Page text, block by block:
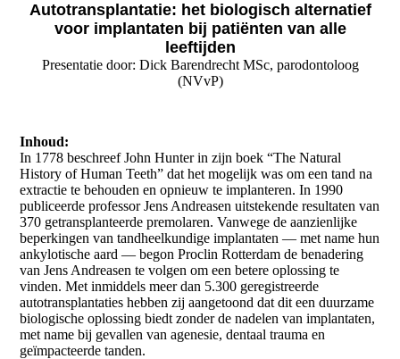
Autotransplantatie: het biologisch alternatief
voor implantaten bij patiënten van alle
leeftijden
Presentatie door: Dick Barendrecht MSc, parodontoloog
(NVvP)
Inhoud:
In 1778 beschreef John Hunter in zijn boek “The Natural
History of Human Teeth” dat het mogelijk was om een tand na
extractie te behouden en opnieuw te implanteren. In 1990
publiceerde professor Jens Andreasen uitstekende resultaten van
370 getransplanteerde premolaren. Vanwege de aanzienlijke
beperkingen van tandheelkundige implantaten — met name hun
ankylotische aard — begon Proclin Rotterdam de benadering
van Jens Andreasen te volgen om een betere oplossing te
vinden. Met inmiddels meer dan 5.300 geregistreerde
autotransplantaties hebben zij aangetoond dat dit een duurzame
biologische oplossing biedt zonder de nadelen van implantaten,
met name bij gevallen van agenesie, dentaal trauma en
geïmpacteerde tanden.